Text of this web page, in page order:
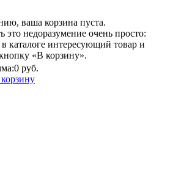
ваша корзина пуста.
это недоразумение очень просто:
каталоге интересующий товар и
«В корзину».
0 руб.